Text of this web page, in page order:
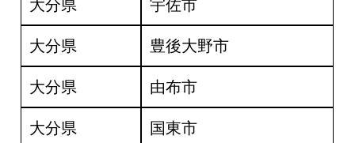
大分県 宇佐市
大分県 豊後大野市
大分県 由布市
大分県 国東市